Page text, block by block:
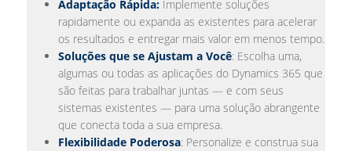
Adaptação Rápida: Implemente soluções
rapidamente ou expanda as existentes para acelerar
os resultados e entregar mais valor em menos tempo.
Soluções que se Ajustam a Você: Escolha uma,
algumas ou todas as aplicações do Dynamics 365 que
são feitas para trabalhar juntas — e com seus
sistemas existentes — para uma solução abrangente
que conecta toda a sua empresa.
Flexibilidade Poderosa: Personalize e construa sua